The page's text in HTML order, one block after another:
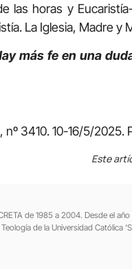
las horas y
La Iglesia, Madre y
más fe en una
3410. 10-16/5/2025.
Este
de 1985 a 2004. Desde el
de la Universidad Católica